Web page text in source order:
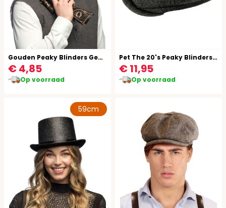
Gouden Peaky Blinders Geweer
€ 4,85
Op voorraad
Pet The 20's Peaky Blinders Grijs
€ 11,95
Op voorraad
59cm